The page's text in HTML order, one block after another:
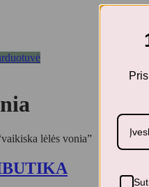
lėlės vonia”